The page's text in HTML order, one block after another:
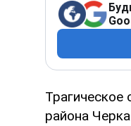
района